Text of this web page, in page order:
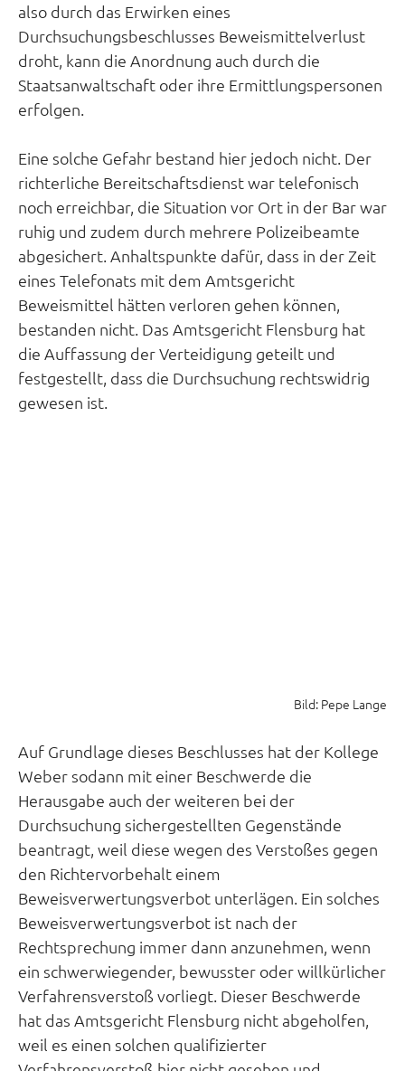
also durch das Erwirken eines
Durchsuchungsbeschlusses Beweismittelverlust
droht, kann die Anordnung auch durch die
Staatsanwaltschaft oder ihre Ermittlungspersonen
erfolgen.
Eine solche Gefahr bestand hier jedoch nicht. Der
richterliche Bereitschaftsdienst war telefonisch
noch erreichbar, die Situation vor Ort in der Bar war
ruhig und zudem durch mehrere Polizeibeamte
abgesichert. Anhaltspunkte dafür, dass in der Zeit
eines Telefonats mit dem Amtsgericht
Beweismittel hätten verloren gehen können,
bestanden nicht. Das Amtsgericht Flensburg hat
die Auffassung der Verteidigung geteilt und
festgestellt, dass die Durchsuchung rechtswidrig
gewesen ist.
Bild: Pepe Lange
Auf Grundlage dieses Beschlusses hat der Kollege
Weber sodann mit einer Beschwerde die
Herausgabe auch der weiteren bei der
Durchsuchung sichergestellten Gegenstände
beantragt, weil diese wegen des Verstoßes gegen
den Richtervorbehalt einem
Beweisverwertungsverbot unterlägen. Ein solches
Beweisverwertungsverbot ist nach der
Rechtsprechung immer dann anzunehmen, wenn
ein schwerwiegender, bewusster oder willkürlicher
Verfahrensverstoß vorliegt. Dieser Beschwerde
hat das Amtsgericht Flensburg nicht abgeholfen,
weil es einen solchen qualifizierter